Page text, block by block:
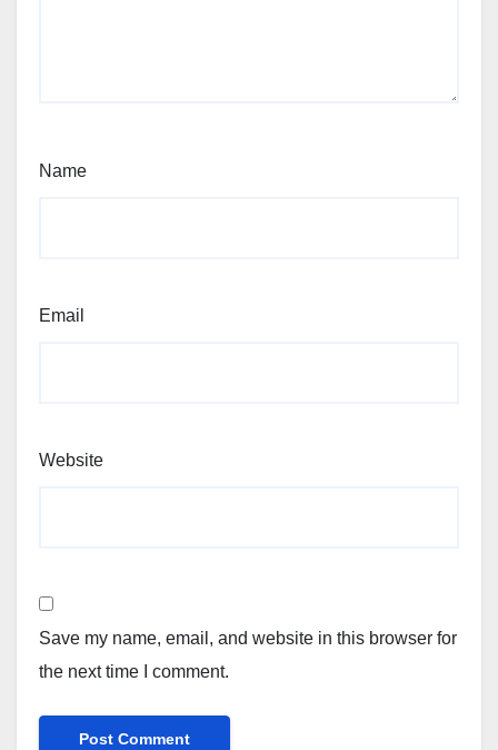
Name
Email
Website
Save my name, email, and website in this browser for
the next time I comment.